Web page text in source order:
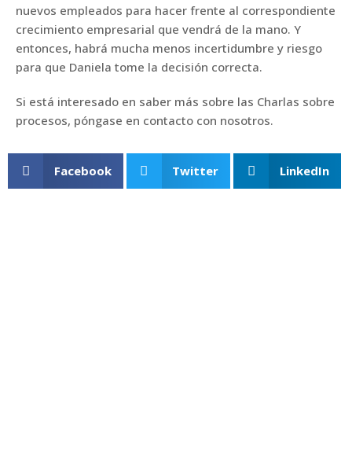
nuevos empleados para hacer frente al correspondiente
crecimiento empresarial que vendrá de la mano. Y
entonces, habrá mucha menos incertidumbre y riesgo
para que Daniela tome la decisión correcta.
Si está interesado en saber más sobre las Charlas sobre
procesos, póngase en contacto con nosotros.
Facebook Twitter LinkedIn